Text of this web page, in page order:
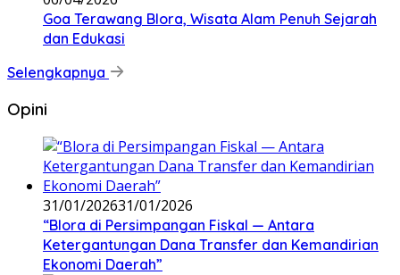
Goa Terawang Blora, Wisata Alam Penuh Sejarah
dan Edukasi
Selengkapnya
Opini
31/01/202631/01/2026
‎“Blora di Persimpangan Fiskal — Antara
Ketergantungan Dana Transfer dan Kemandirian
Ekonomi Daerah”